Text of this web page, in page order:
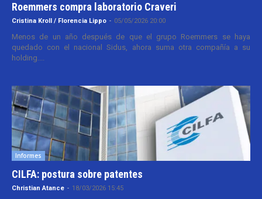
Roemmers compra laboratorio Craveri
Cristina Kroll / Florencia Lippo - 05/05/2026 20:00
Menos de un año después de que el grupo Roemmers se haya
quedado con el nacional Sidus, ahora suma otra compañía a su
holding....
Informes
CILFA: postura sobre patentes
Christian Atance - 18/03/2026 15:45